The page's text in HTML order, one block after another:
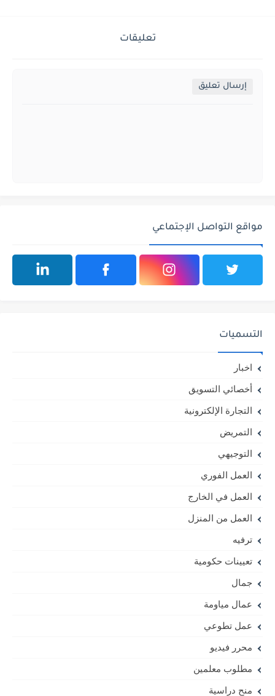
تعليقات
إرسال تعليق
مواقع التواصل الإجتماعي
التسميات
اخبار
أخصائي التسويق
التجارة الإلكترونية
التمريض
التوجيهي
العمل الفوري
العمل في الخارج
العمل من المنزل
ترفيه
تعيينات حكومية
جمال
عمال مياومة
عمل تطوعي
محرر فيديو
مطلوب معلمين
منح دراسية